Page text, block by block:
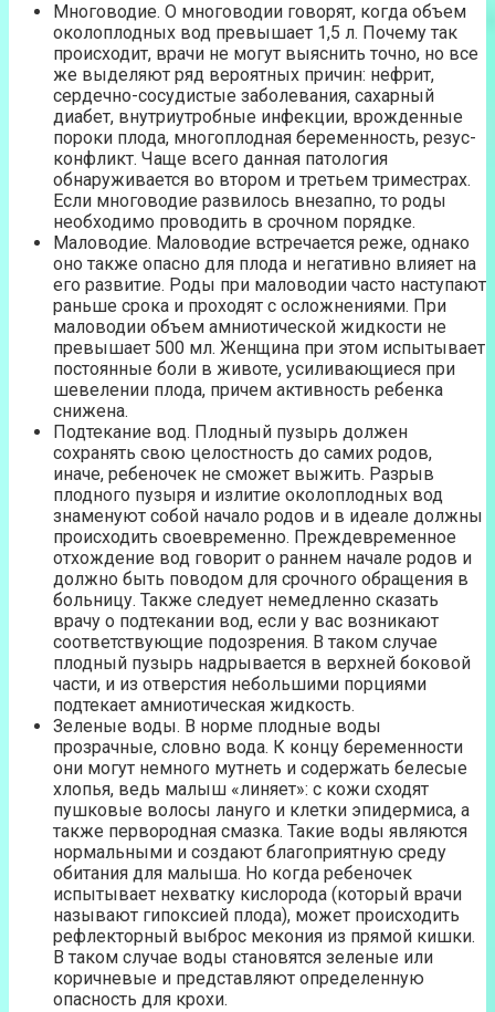
Многоводие. О многоводии говорят, когда объем
околоплодных вод превышает 1,5 л. Почему так
происходит, врачи не могут выяснить точно, но все
же выделяют ряд вероятных причин: нефрит,
сердечно-сосудистые заболевания, сахарный
диабет, внутриутробные инфекции, врожденные
пороки плода, многоплодная беременность, резус-
конфликт. Чаще всего данная патология
обнаруживается во втором и третьем триместрах.
Если многоводие развилось внезапно, то роды
необходимо проводить в срочном порядке.
Маловодие. Маловодие встречается реже, однако
оно также опасно для плода и негативно влияет на
его развитие. Роды при маловодии часто наступают
раньше срока и проходят с осложнениями. При
маловодии объем амниотической жидкости не
превышает 500 мл. Женщина при этом испытывает
постоянные боли в животе, усиливающиеся при
шевелении плода, причем активность ребенка
снижена.
Подтекание вод. Плодный пузырь должен
сохранять свою целостность до самих родов,
иначе, ребеночек не сможет выжить. Разрыв
плодного пузыря и излитие околоплодных вод
знаменуют собой начало родов и в идеале должны
происходить своевременно. Преждевременное
отхождение вод говорит о раннем начале родов и
должно быть поводом для срочного обращения в
больницу. Также следует немедленно сказать
врачу о подтекании вод, если у вас возникают
соответствующие подозрения. В таком случае
плодный пузырь надрывается в верхней боковой
части, и из отверстия небольшими порциями
подтекает амниотическая жидкость.
Зеленые воды. В норме плодные воды
прозрачные, словно вода. К концу беременности
они могут немного мутнеть и содержать белесые
хлопья, ведь малыш «линяет»: с кожи сходят
пушковые волосы лануго и клетки эпидермиса, а
также первородная смазка. Такие воды являются
нормальными и создают благоприятную среду
обитания для малыша. Но когда ребеночек
испытывает нехватку кислорода (который врачи
называют гипоксией плода), может происходить
рефлекторный выброс мекония из прямой кишки.
В таком случае воды становятся зеленые или
коричневые и представляют определенную
опасность для крохи.